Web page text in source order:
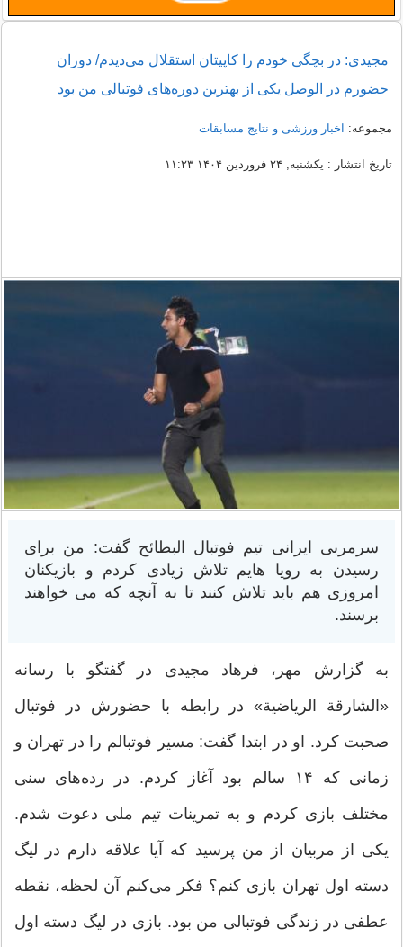
مجیدی: در بچگی خودم را کاپیتان استقلال می‌دیدم/ دوران
حضورم در الوصل یکی از بهترین دوره‌های فوتبالی من بود
مجموعه: اخبار ورزشی و نتایج مسابقات
تاریخ انتشار : یکشنبه, ۲۴ فروردین ۱۴۰۴ ۱۱:۲۳
سرمربی ایرانی تیم فوتبال البطائح گفت: من برای
رسیدن به رویا هایم تلاش زیادی کردم و بازیکنان
امروزی هم باید تلاش کنند تا به آنچه که می خواهند
برسند.
به گزارش مهر، فرهاد مجیدی در گفتگو با رسانه
«الشارقة الریاضیة» در رابطه با حضورش در فوتبال
صحبت کرد. او در ابتدا گفت: مسیر فوتبالم را در تهران و
زمانی که ۱۴ سالم بود آغاز کردم. در رده‌های سنی
مختلف بازی کردم و به تمرینات تیم ملی دعوت شدم.
یکی از مربیان از من پرسید که آیا علاقه دارم در لیگ
دسته اول تهران بازی کنم؟ فکر می‌کنم آن لحظه، نقطه
عطفی در زندگی فوتبالی من بود. بازی در لیگ دسته اول